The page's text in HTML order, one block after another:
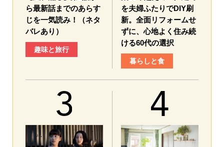
ら最新話までのあらす
じを一気読み！（ネタ
バレあり）
趣味と旅行
を夫婦ふたりでDIY刷
新。全面リフォームせ
ずに、心地よく住み続
ける60代の選択
暮らしと食